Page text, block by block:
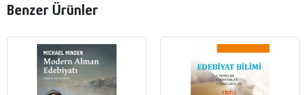
Benzer Ürünler